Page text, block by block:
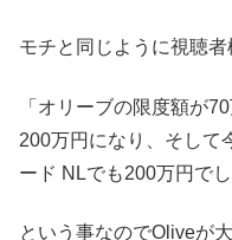
モチと同じように視聴者
「オリーブの限度額が
200万円になり、そして
ード NLでも200万円でし
という事なのでOliveが